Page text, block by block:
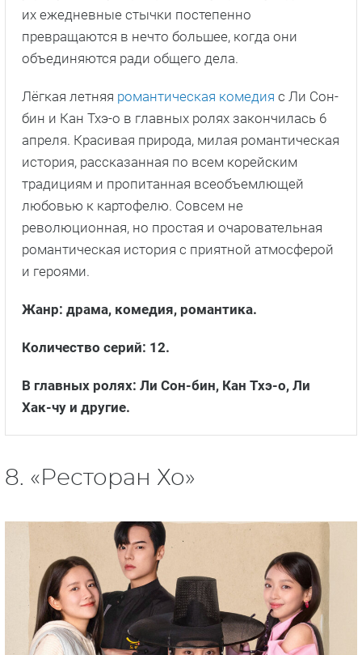
их ежедневные стычки постепенно
превращаются в нечто большее, когда они
объединяются ради общего дела.
Лёгкая летняя романтическая комедия с Ли Сон-
бин и Кан Тхэ-о в главных ролях закончилась 6
апреля. Красивая природа, милая романтическая
история, рассказанная по всем корейским
традициям и пропитанная всеобъемлющей
любовью к картофелю. Совсем не
революционная, но простая и очаровательная
романтическая история с приятной атмосферой
и героями.
Жанр: драма, комедия, романтика.
Количество серий: 12.
В главных ролях: Ли Сон-бин, Кан Тхэ-о, Ли
Хак-чу и другие.
8. «Ресторан Хо»